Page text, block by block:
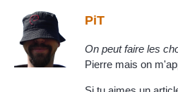
PiT
On peut faire les
Pierre mais on